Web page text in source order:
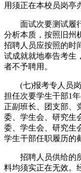
用须正在本校员岗亭
面试次要测试履行
分析本质，按照旧州
招聘人员应按照的时
试成就就地奉告考生
者不予聘用。
(七)报考专人员岗
担任次要学生干部1
正副班长、团支部、
委、学生会、研究生
委、学生会、研究生
学生干部任职履历的
招聘人员供给的所
料均须实正在无效。